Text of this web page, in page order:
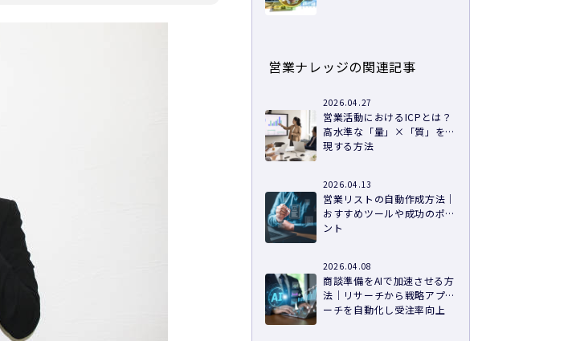
営業ナレッジの関連記事
2026.04.27
営業活動におけるICPとは？
高水準な「量」×「質」を実
現する方法
2026.04.13
営業リストの自動作成方法｜
おすすめツールや成功のポイ
ント
2026.04.08
商談準備をAIで加速させる方
法｜リサーチから戦略アプロ
ーチを自動化し受注率向上